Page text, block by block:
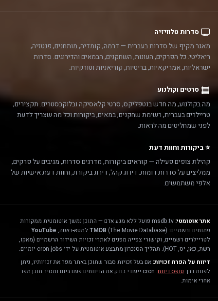
סדרות טלוויזיה
מאגר מקיף של סדרות בעברית — דרמה, קומדיה, מותחנים, פנטזיה,
ריאליטי. כל הפרקים, העונות, השחקנים, הבמאים והדירוגים. סדרות
ישראליות, אמריקאיות, בריטיות, קוריאניות וטורקיות.
סרטים וקולנוע
מה בקולנוע, מה חדש בנטפליקס, סרטי קלאסיקה ובלוקבסטרים. תקצירים,
טריילרים בעברית, רשימת שחקנים, במאים, ביקורות וכל מה שצריך לדעת
לפני שמחליטים מה לראות.
⭐ ביקורות וחוות דעת
קהילת צופים פעילה — קוראים ביקורות, מדרגים סדרות, מגיבים על פרקים,
ממליצים על סדרות דומות. דירוג קהל, דירוג ביקורת, וחוות דעת אישיות של
אלפי משתמשים.
אתר אוטומטי:
msdb.tv פועל ללא מגע אדם — התוכן נמשך אוטומטית ממקורות
פתוחים ורשמיים:
TMDB (The Movie Database) למטא-דאטה,
YouTube
לטריילרים רשמיים, וקישורי צפייה מפנים לאתרי זכויות השידור הרשמיים (מאקו,
רשת, כאן, יס, HOT). תהליך הסנכרון מתבצע אוטומטית על ידי cron jobs יומיים.
דיווח על הפרת זכויות: אם בעל זכויות סבור שתוכן באתר מפר את זכויותיו, ניתן
לפנות דרך טופס דיווח
. cron ייעודי בודק את הדיווחים פעם ביום ומסיר תוכן מפר
אחרי אימות.